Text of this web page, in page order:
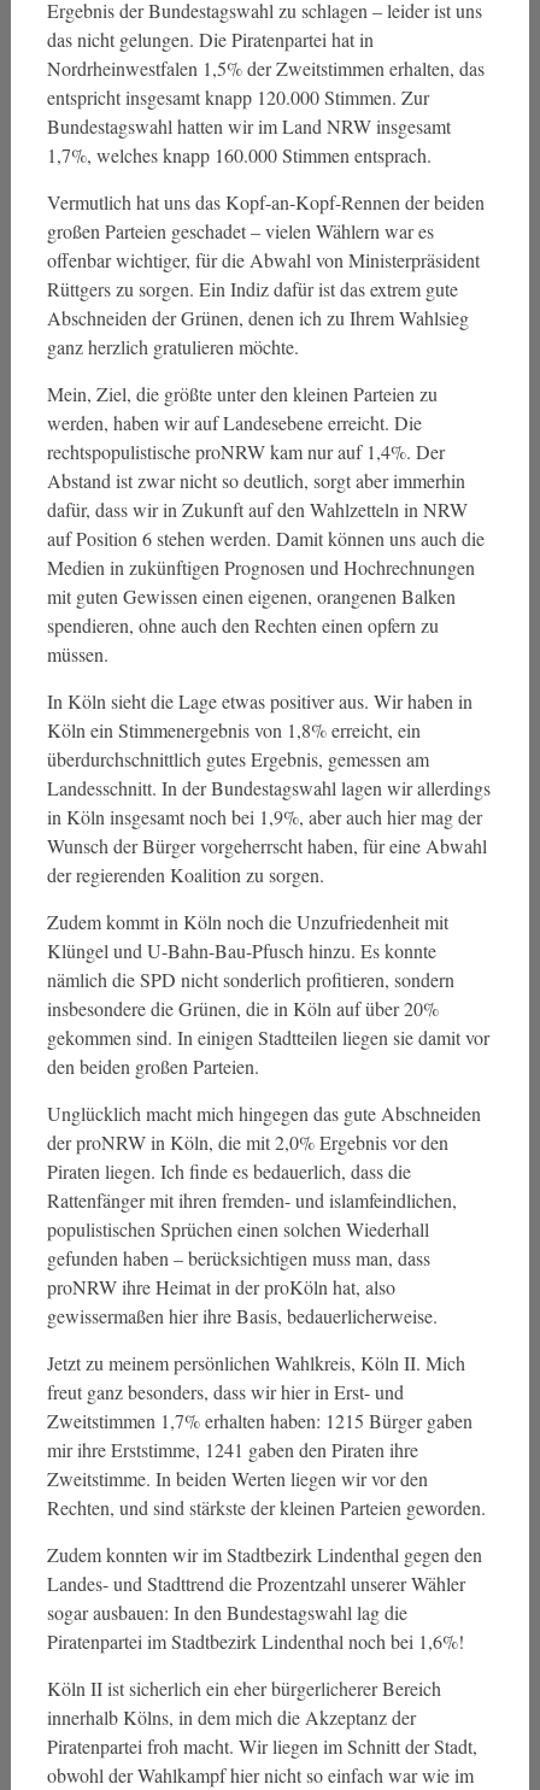
Ergebnis der Bundestagswahl zu schlagen – leider ist uns
das nicht gelungen. Die Piratenpartei hat in
Nordrheinwestfalen 1,5% der Zweitstimmen erhalten, das
entspricht insgesamt knapp 120.000 Stimmen. Zur
Bundestagswahl hatten wir im Land NRW insgesamt
1,7%, welches knapp 160.000 Stimmen entsprach.
Vermutlich hat uns das Kopf-an-Kopf-Rennen der beiden
großen Parteien geschadet – vielen Wählern war es
offenbar wichtiger, für die Abwahl von Ministerpräsident
Rüttgers zu sorgen. Ein Indiz dafür ist das extrem gute
Abschneiden der Grünen, denen ich zu Ihrem Wahlsieg
ganz herzlich gratulieren möchte.
Mein, Ziel, die größte unter den kleinen Parteien zu
werden, haben wir auf Landesebene erreicht. Die
rechtspopulistische proNRW kam nur auf 1,4%. Der
Abstand ist zwar nicht so deutlich, sorgt aber immerhin
dafür, dass wir in Zukunft auf den Wahlzetteln in NRW
auf Position 6 stehen werden. Damit können uns auch die
Medien in zukünftigen Prognosen und Hochrechnungen
mit guten Gewissen einen eigenen, orangenen Balken
spendieren, ohne auch den Rechten einen opfern zu
müssen.
In Köln sieht die Lage etwas positiver aus. Wir haben in
Köln ein Stimmenergebnis von 1,8% erreicht, ein
überdurchschnittlich gutes Ergebnis, gemessen am
Landesschnitt. In der Bundestagswahl lagen wir allerdings
in Köln insgesamt noch bei 1,9%, aber auch hier mag der
Wunsch der Bürger vorgeherrscht haben, für eine Abwahl
der regierenden Koalition zu sorgen.
Zudem kommt in Köln noch die Unzufriedenheit mit
Klüngel und U-Bahn-Bau-Pfusch hinzu. Es konnte
nämlich die SPD nicht sonderlich profitieren, sondern
insbesondere die Grünen, die in Köln auf über 20%
gekommen sind. In einigen Stadtteilen liegen sie damit vor
den beiden großen Parteien.
Unglücklich macht mich hingegen das gute Abschneiden
der proNRW in Köln, die mit 2,0% Ergebnis vor den
Piraten liegen. Ich finde es bedauerlich, dass die
Rattenfänger mit ihren fremden- und islamfeindlichen,
populistischen Sprüchen einen solchen Wiederhall
gefunden haben – berücksichtigen muss man, dass
proNRW ihre Heimat in der proKöln hat, also
gewissermaßen hier ihre Basis, bedauerlicherweise.
Jetzt zu meinem persönlichen Wahlkreis, Köln II. Mich
freut ganz besonders, dass wir hier in Erst- und
Zweitstimmen 1,7% erhalten haben: 1215 Bürger gaben
mir ihre Erststimme, 1241 gaben den Piraten ihre
Zweitstimme. In beiden Werten liegen wir vor den
Rechten, und sind stärkste der kleinen Parteien geworden.
Zudem konnten wir im Stadtbezirk Lindenthal gegen den
Landes- und Stadttrend die Prozentzahl unserer Wähler
sogar ausbauen: In den Bundestagswahl lag die
Piratenpartei im Stadtbezirk Lindenthal noch bei 1,6%!
Köln II ist sicherlich ein eher bürgerlicherer Bereich
innerhalb Kölns, in dem mich die Akzeptanz der
Piratenpartei froh macht. Wir liegen im Schnitt der Stadt,
obwohl der Wahlkampf hier nicht so einfach war wie im